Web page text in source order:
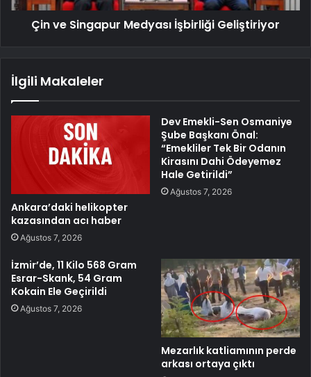
Çin ve Singapur Medyası İşbirliği Geliştiriyor
İlgili Makaleler
Ankara’daki helikopter
kazasından acı haber
Ağustos 7, 2026
Dev Emekli-Sen Osmaniye
Şube Başkanı Önal:
“Emekliler Tek Bir Odanın
Kirasını Dahi Ödeyemez
Hale Getirildi”
Ağustos 7, 2026
İzmir’de, 11 Kilo 568 Gram
Esrar-Skank, 54 Gram
Kokain Ele Geçirildi
Ağustos 7, 2026
Mezarlık katliamının perde
arkası ortaya çıktı